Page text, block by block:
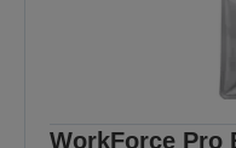
WorkForce Pro